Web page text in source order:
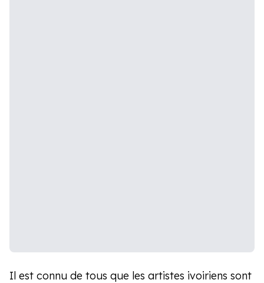
Il est connu de tous que les artistes ivoiriens sont